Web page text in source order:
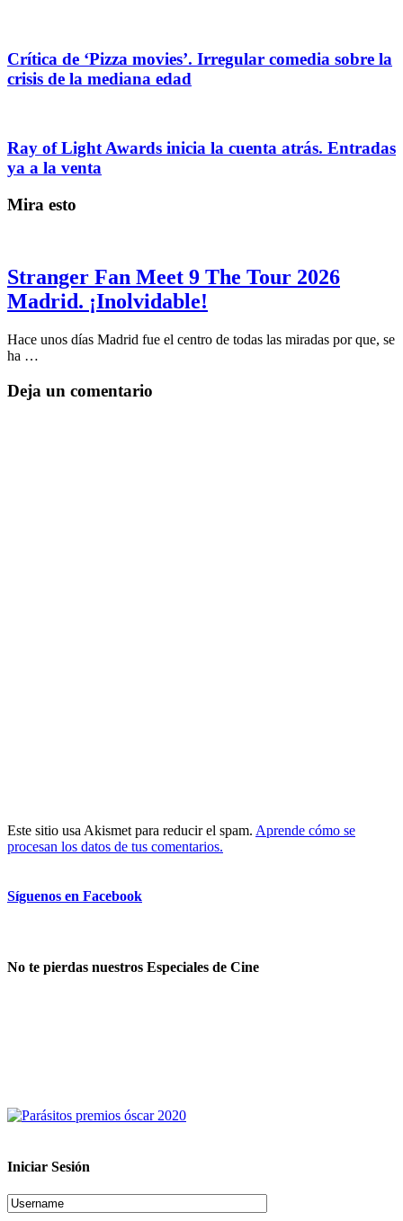
Crítica de ‘Pizza movies’. Irregular comedia sobre la
crisis de la mediana edad
Ray of Light Awards inicia la cuenta atrás. Entradas
ya a la venta
Mira esto
Stranger Fan Meet 9 The Tour 2026
Madrid. ¡Inolvidable!
Hace unos días Madrid fue el centro de todas las miradas por que, se
ha …
Deja un comentario
Este sitio usa Akismet para reducir el spam. Aprende cómo se
procesan los datos de tus comentarios.
Síguenos en Facebook
No te pierdas nuestros Especiales de Cine
Iniciar Sesión